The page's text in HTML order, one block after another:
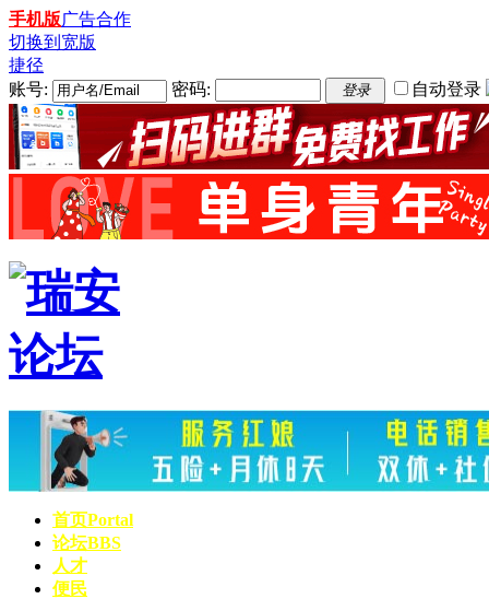
手机版广告合作
切换到宽版
捷径
账号:
密码: 登录 自动登录
首页Portal
论坛BBS
人才
便民